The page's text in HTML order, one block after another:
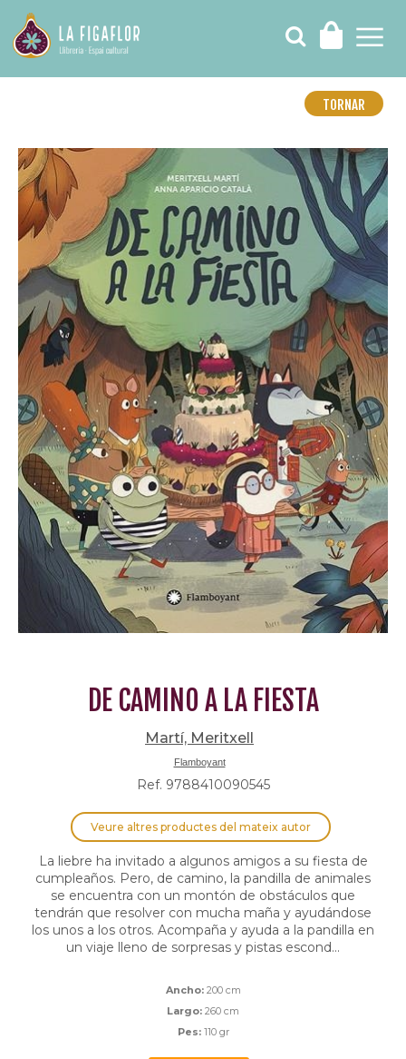
TORNAR
DE CAMINO A LA FIESTA
Martí, Meritxell
Flamboyant
Ref. 9788410090545
Veure altres productes del mateix autor
La liebre ha invitado a algunos amigos a su fiesta de
cumpleaños. Pero, de camino, la pandilla de animales
se encuentra con un montón de obstáculos que
tendrán que resolver con mucha maña y ayudándose
los unos a los otros. Acompaña y ayuda a la pandilla en
un viaje lleno de sorpresas y pistas escond...
Ancho: 200 cm
Largo: 260 cm
Pes: 110 gr